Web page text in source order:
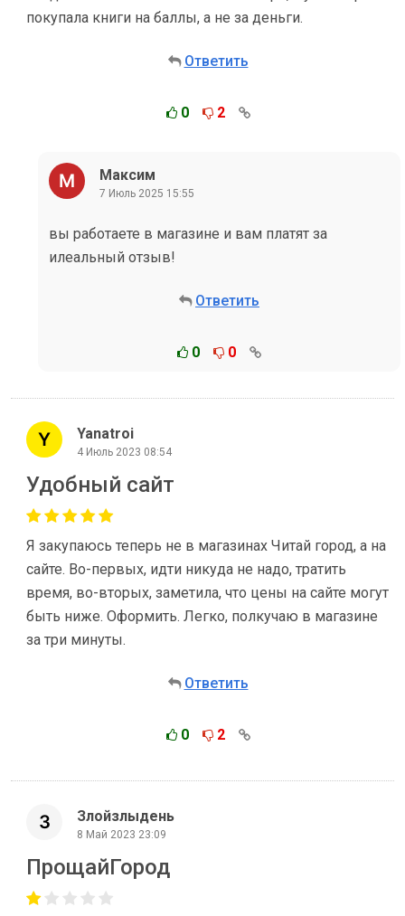
покупала книги на баллы, а не за деньги.
Ответить
0 2
Максим
7 Июль 2025 15:55
вы работаете в магазине и вам платят за
илеальный отзыв!
Ответить
0 0
Yanatroi
4 Июль 2023 08:54
Удобный сайт
Я закупаюсь теперь не в магазинах Читай город, а на
сайте. Во-первых, идти никуда не надо, тратить
время, во-вторых, заметила, что цены на сайте могут
быть ниже. Оформить. Легко, полкучаю в магазине
за три минуты.
Ответить
0 2
Злойзлыдень
8 Май 2023 23:09
ПрощайГород